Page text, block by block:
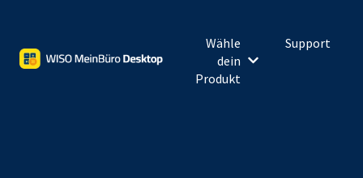
Wähle
dein
Produkt
Untermenü für
Support